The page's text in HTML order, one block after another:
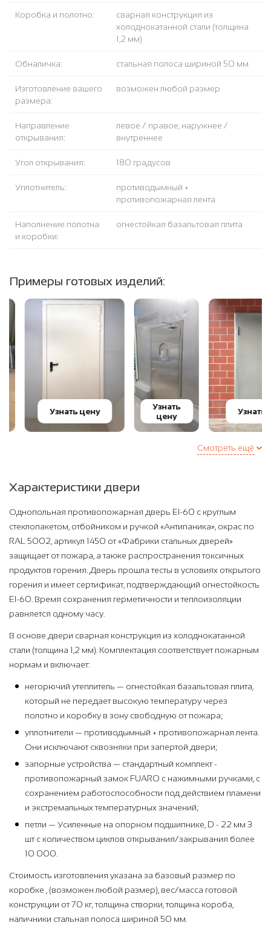
Коробка и полотно:
сварная конструкция из
холоднокатанной стали (толщина
1,2 мм)
Обналичка: стальная полоса шириной 50 мм
Изготовление вашего
размера:
возможен любой размер
Направление
открывания:
левое / правое, наружнее /
внутреннее
Угол открывания: 180 градусов
Уплотнитель:
противодымный +
противопожарная лента
Наполнение полотна
и коробки:
огнестойкая базальтовая плита
Примеры готовых изделий:
Узнать цену
Узнать
цену
Узнать
Смотреть ещё
Характеристики двери
Однопольная противопожарная дверь EI-60 с круглым
стеклопакетом, отбойником и ручкой «Антипаника», окрас по
RAL 5002, артикул 1450 от «Фабрики стальных дверей»
защищает от пожара, а также распространения токсичных
продуктов горения. Дверь прошла тесты в условиях открытого
горения и имеет сертификат, подтверждающий огнестойкость
EI-60. Время сохранения герметичности и теплоизоляции
равняется одному часу.
В основе двери сварная конструкция из холоднокатанной
стали (толщина 1,2 мм). Комплектация соответствует пожарным
нормам и включает:
негорючий утеплитель — огнестойкая базальтовая плита,
который не передает высокую температуру через
полотно и коробку в зону свободную от пожара;
уплотнители — противодымный + противопожарная лента.
Они исключают сквозняки при запертой двери;
запорные устройства — стандартный комплект -
противопожарный замок FUARO с нажимными ручками, с
сохранением работоспособности под действием пламени
и экстремальных температурных значений;
петли — Усиленные на опорном подшипнике, D - 22 мм 3
шт с количеством циклов открывания/закрывания более
10 000.
Стоимость изготовления указана за базовый размер по
коробке , (возможен любой размер), вес/масса готовой
конструкции от 70 кг, толщина створки, толщина короба,
наличники стальная полоса шириной 50 мм.